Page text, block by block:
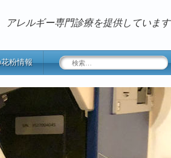
アレルギー専門診療を提供しています
粉情報
検
索: